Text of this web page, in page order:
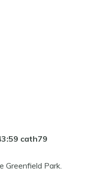
cath79
Greenfield Park.